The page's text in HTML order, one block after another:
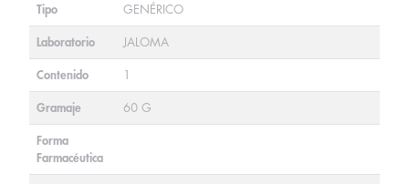
Tipo GENÉRICO
Laboratorio JALOMA
Contenido 1
Gramaje 60 G
Forma
Farmacéutica